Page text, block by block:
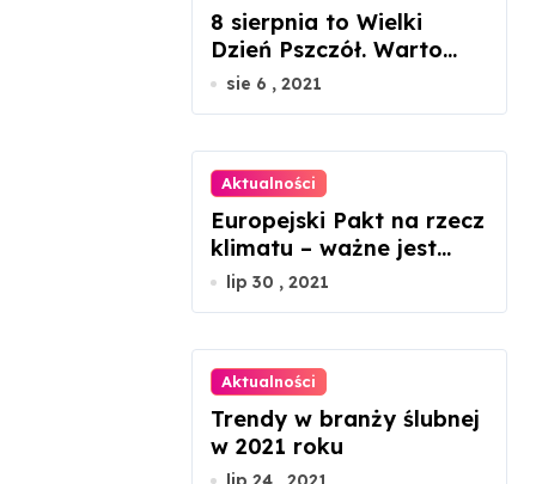
8 sierpnia to Wielki
Dzień Pszczół. Warto
docenić ich rolę w
sie 6 , 2021
Aktualności
Europejski Pakt na rzecz
klimatu – ważne jest
zaangażowanie każdego
lip 30 , 2021
Aktualności
Trendy w branży ślubnej
w 2021 roku